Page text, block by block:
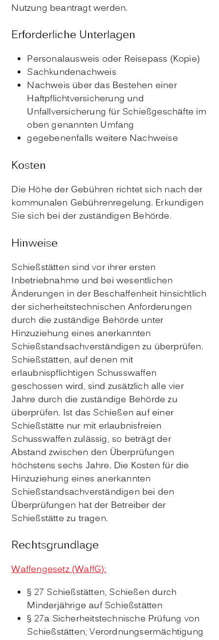
Nutzung beantragt werden.
Erforderliche Unterlagen
Personalausweis oder Reisepass (Kopie)
Sachkundenachweis
Nachweis über das Bestehen einer
Haftpflichtversicherung und
Unfallversicherung für Schießgeschäfte im
oben genannten Umfang
gegebenenfalls weitere Nachweise
Kosten
Die Höhe der Gebühren richtet sich nach der
kommunalen Gebührenregelung. Erkundigen
Sie sich bei der zuständigen Behörde.
Hinweise
Schießstätten sind vor ihrer ersten
Inbetriebnahme und bei wesentlichen
Änderungen in der Beschaffenheit hinsichtlich
der sicherheitstechnischen Anforderungen
durch die zuständige Behörde unter
Hinzuziehung eines anerkannten
Schießstandsachverständigen zu überprüfen.
Schießstätten, auf denen mit
erlaubnispflichtigen Schusswaffen
geschossen wird, sind zusätzlich alle vier
Jahre durch die zuständige Behörde zu
überprüfen. Ist das Schießen auf einer
Schießstätte nur mit erlaubnisfreien
Schusswaffen zulässig, so beträgt der
Abstand zwischen den Überprüfungen
höchstens sechs Jahre. Die Kosten für die
Hinzuziehung eines anerkannten
Schießstandsachverständigen bei den
Überprüfungen hat der Betreiber der
Schießstätte zu tragen.
Rechtsgrundlage
Waffengesetz (WaffG):
§ 27 Schießstätten, Schießen durch
Minderjährige auf Schießstätten
§ 27a Sicherheitstechnische Prüfung von
Schießstätten; Verordnungsermächtigung